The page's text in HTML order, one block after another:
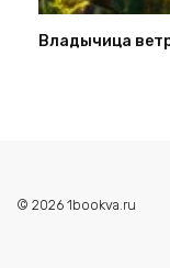
Владычица
© 2026 1bookva.ru